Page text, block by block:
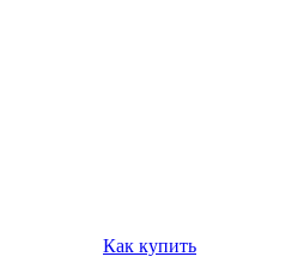
Как купить